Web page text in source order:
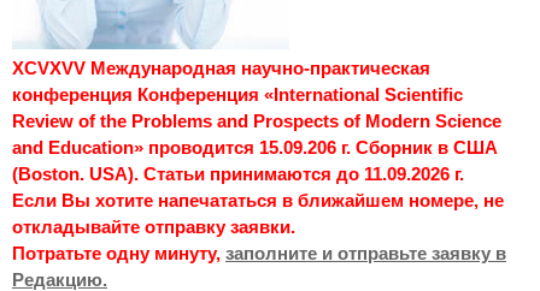
XCVXVV Международная научно-практическая
конференция Конференция «International Scientific
Review of the Problems and Prospects of Modern Science
and Education» проводится 15.09.206 г. Сборник в США
(Boston. USA). Статьи принимаются до 11.09.2026 г.
Если Вы хотите напечататься в ближайшем номере, не
откладывайте отправку заявки.
Потратьте одну минуту, заполните и отправьте заявку в
Редакцию.